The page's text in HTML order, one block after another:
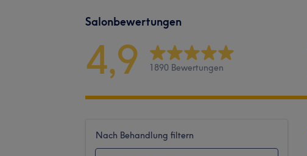
Salonbewertungen
4,9 1890 Bewertungen
Nach Behandlung filtern